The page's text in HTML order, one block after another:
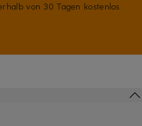
von 30 Tagen kostenlos